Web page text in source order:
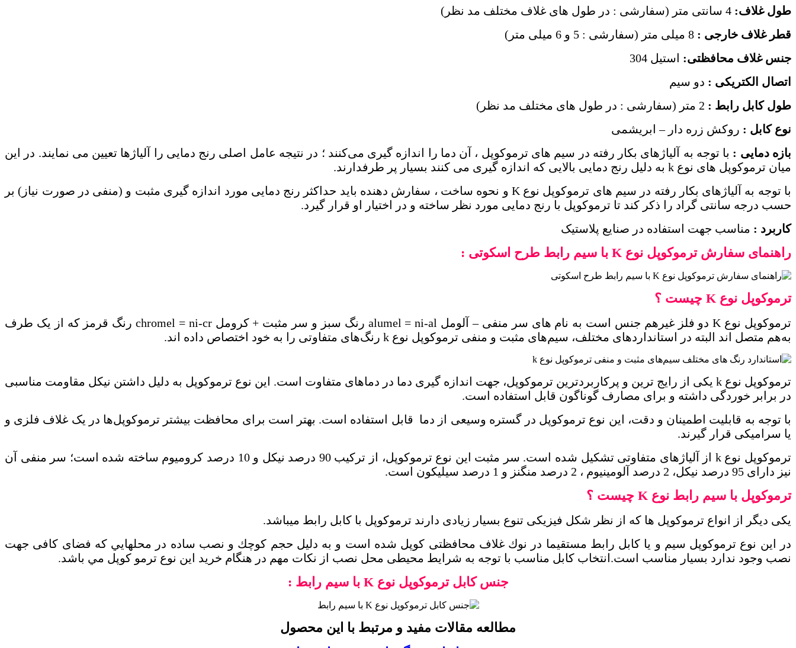
طول غلاف:
قطر غلاف خارجی :
جنس غلاف محافظتی: استیل 304
اتصال الکتریکی : دو سیم
طول کابل رابط :
نوع کابل : روکش زره دار – ابریشمی
بازه دمایی : با توجه به آلیاژهای بکار رفته در سیم‌ های ترموکوپل ، آن دما را اندازه ‌گیری می‌کنند ؛ در نتیجه عامل اصلی رنج دمایی را آلیاژها تعیین می‌ نمایند. در این
میان ترموکوپل‌ های نوع k به دلیل رنج دمایی بالایی که اندازه‌ گیری می‌ کنند بسیار پر طرفدارند.
با توجه به آلیاژهای بکار رفته در سیم‌ های ترموکوپل نوعK و نحوه ساخت ، سفارش دهنده باید حداکثر رنج دمایی مورد اندازه گیری مثبت و (منفی در صورت نیاز) بر
حسب درجه سانتی گراد را ذکر کند تا ترموکوپل با رنج دمایی مورد نظر ساخته و در اختیار او قرار گیرد.
کاربرد : مناسب جهت استفاده در صنایع پلاستیک
راهنمای سفارش ترموکوپل نوع K با سیم رابط طرح اسکوتی :
ترموکوپل نوع K چیست ؟
ترموکوپل نوع Kدو فلز غیرهم‌ جنس است به نام های سر منفی – آلومل ni-al
=
alumel رنگ سبز و سر مثبت + کروملni-cr
=
chromelرنگ قرمز که از یک طرف
به‌هم متصل‌ اند البته در استانداردهای مختلف، سیم‌های مثبت و منفی ترموکوپل نوع k رنگ‌های متفاوتی را به خود اختصاص داده ‌اند.
ترموکوپل نوع k یکی از رایج‌ ترین و پرکاربردترین ترموکوپل‌، جهت اندازه‌ گیری دما در دما‌های متفاوت است. این نوع ترموکوپل به دلیل داشتن نیکل مقاومت مناسبی
در برابر خوردگی داشته و برای مصارف گوناگون قابل استفاده است.
با توجه به قابلیت اطمینان و دقت، این نوع ترموکوپل در گستره وسیعی از دما قابل استفاده است. بهتر است برای محافظت بیشتر ترموکوپل‌ها در یک غلاف فلزی و
یا سرامیکی قرار گیرند.
ترموکوپل نوعk
از آلیاژهای متفاوتی تشکیل شده است. سر مثبت این نوع ترموکوپل، از ترکیب 90 درصد نیکل و 10 درصد کرومیوم ساخته شده است؛ سر منفی آن
نیز دارای 95 درصد نیکل، 2 درصد آلومینیوم ، 2 درصد منگنز و 1 درصد سیلیکون است.
ترموکوپل با سیم رابط نوع K چیست ؟
يکی ديگر از انواع ترموكوپل ها كه از نظر شكل فيزيكی تنوع بسيار زيادی دارند ترموكوپل با كابل رابط ميباشد.
در اين نوع ترموكوپل سيم و يا كابل رابط مستقيما در نوك غلاف محافظتی كوپل شده است و به دليل حجم كوچك و نصب ساده در محلهايي كه فضای كافی جهت
نصب وجود ندارد بسيار مناسب است.انتخاب كابل مناسب با توجه به شرايط محيطی محل نصب از نكات مهم در هنگام خريد اين نوع ترمو كوپل مي باشد.
جنس کابل ترموکوپل نوع K با سیم رابط :
مطالعه مقالات مفید و مرتبط با این محصول